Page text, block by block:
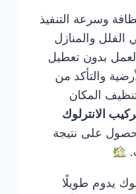
وسرعة التنفيذ
الفلل والمنازل
العمل بدون تعطيل
والتأكد من
المكان
الانترلوك
على نتيجة
يدوم طويلًا